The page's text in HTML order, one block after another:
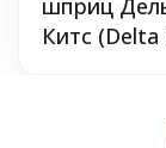
шприц
Китс (Delta